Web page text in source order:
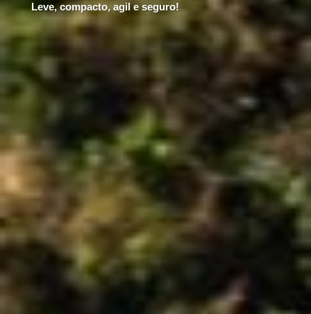
Leve, compacto, agil e seguro!